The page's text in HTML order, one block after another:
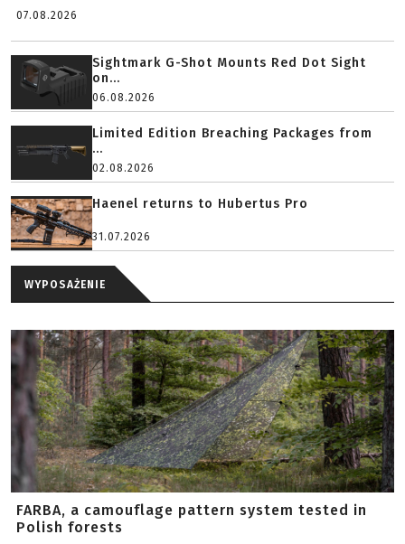
07.08.2026
Sightmark G-Shot Mounts Red Dot Sight
on...
06.08.2026
Limited Edition Breaching Packages from
...
02.08.2026
Haenel returns to Hubertus Pro
31.07.2026
WYPOSAŻENIE
FARBA, a camouflage pattern system tested in
Polish forests